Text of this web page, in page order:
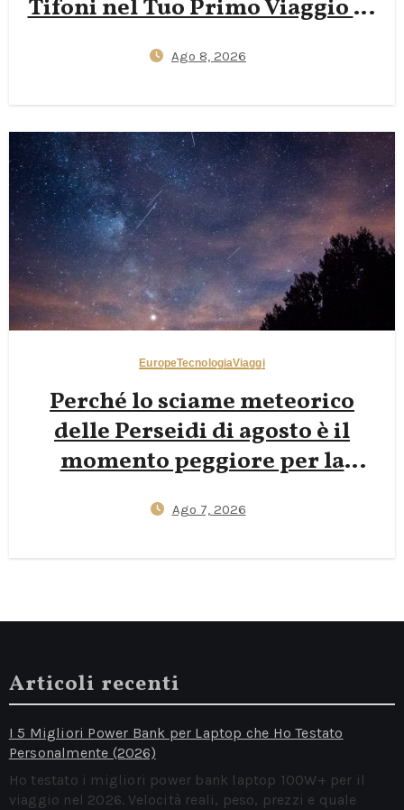
Tifoni nel Tuo Primo Viaggio in
Protocolli degli Hotel e Kit
Ago 8, 2026
EuropeTecnologiaViaggi
Perché lo sciame meteorico
delle Perseidi di agosto è il
momento peggiore per la
Dolomiti — E perché le lune
Ago 7, 2026
Articoli recenti
I 5 Migliori Power Bank per Laptop che Ho Testato
Personalmente (2026)
Ho testato i migliori power bank laptop 100W+ per il
viaggio nel 2026. Velocità reali, peso, prezzi e quale